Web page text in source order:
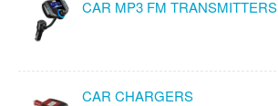
CAR MP3 FM TRANSMITTERS
CAR CHARGERS